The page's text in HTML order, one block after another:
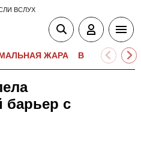
ВСЛУХ
ЖАРА
барьер с